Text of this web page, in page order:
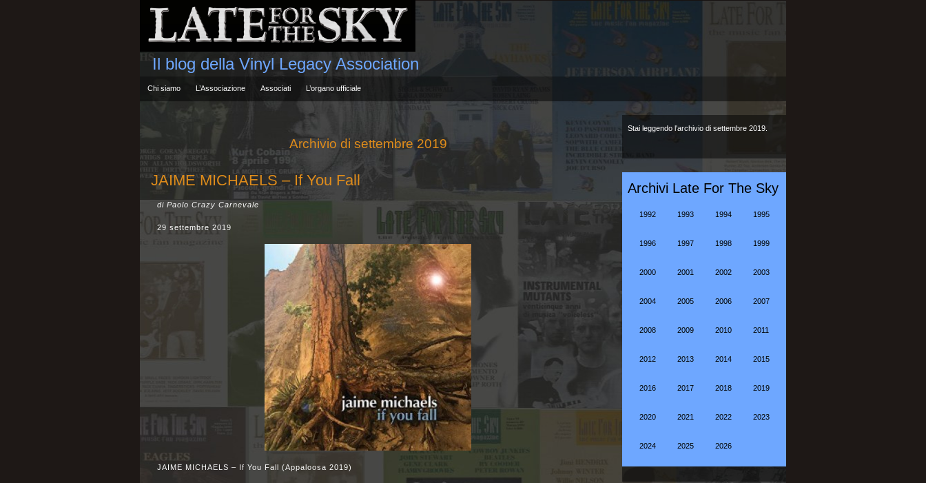
Il blog della Vinyl Legacy Association
Chi siamo L’Associazione Associati L’organo ufficiale
Archivio di settembre 2019
JAIME MICHAELS – If You Fall
di Paolo Crazy Carnevale
29 settembre 2019
JAIME MICHAELS – If You Fall (Appaloosa 2019)
Stai leggendo l'archivio di settembre 2019.
Archivi Late For The Sky
1992 1993 1994 1995
1996 1997 1998 1999
2000 2001 2002 2003
2004 2005 2006 2007
2008 2009 2010 2011
2012 2013 2014 2015
2016 2017 2018 2019
2020 2021 2022 2023
2024 2025 2026